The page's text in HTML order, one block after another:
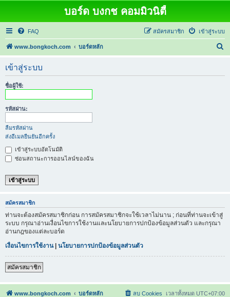
บอร์ด บงกช คอมมิวนิตี้
FAQ เข้าสู่ระบบ
สมัครสมาชิก
www.bongkoch.com บอร์ดหลัก
เข้าสู่ระบบ
ชื่อผู้ใช้:
รหัสผ่าน:
ลืมรหัสผ่าน
ส่งอีเมลยืนยันอีกครั้ง
เข้าสู่ระบบอัตโนมัติ
ซ่อนสถานะการออนไลน์ของฉัน
สมัครสมาชิก
ท่านจะต้องสมัครสมาชิกก่อน การสมัครสมาชิกจะใช้เวลาไม่นาน ; ก่อนที่ท่านจะเข้าสู่
ระบบ กรุณาอ่านเงื่อนไขการใช้งานและนโยบายการปกป้องข้อมูลส่วนตัว และกรุณา
อ่านกฎของแต่ละบอร์ด
เงื่อนไขการใช้งาน| นโยบายการปกป้องข้อมูลส่วนตัว
สมัครสมาชิก
www.bongkoch.com บอร์ดหลัก เวลาทั้งหมด UTC+07:00
ลบ Cookies